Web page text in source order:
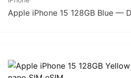
Apple iPhone 15 128GB Blue —